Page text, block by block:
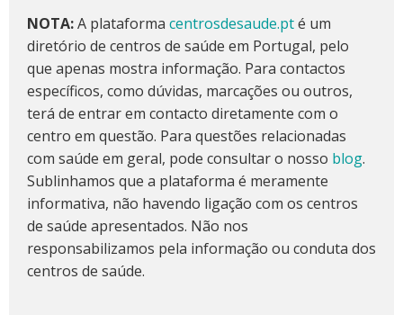
NOTA:A plataforma centrosdesaude.pté um
diretório de centros de saúde em Portugal, pelo
que apenas mostra informação. Para contactos
específicos, como dúvidas, marcações ou outros,
terá de entrar em contacto diretamente com o
centro em questão. Para questões relacionadas
com saúde em geral, pode consultar o nosso blog.
Sublinhamos que a plataforma é meramente
informativa, não havendo ligação com os centros
de saúde apresentados. Não nos
responsabilizamos pela informação ou conduta dos
centros de saúde.